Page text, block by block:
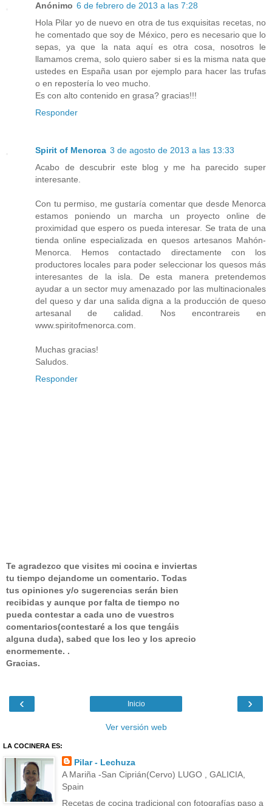
Anónimo 6 de febrero de 2013 a las 7:28
Hola Pilar yo de nuevo en otra de tus exquisitas recetas, no
he comentado que soy de México, pero es necesario que lo
sepas, ya que la nata aquí es otra cosa, nosotros le
llamamos crema, solo quiero saber si es la misma nata que
ustedes en España usan por ejemplo para hacer las trufas
o en repostería lo veo mucho.
Es con alto contenido en grasa? gracias!!!
Responder
Spirit of Menorca 3 de agosto de 2013 a las 13:33
Acabo de descubrir este blog y me ha parecido super
interesante.
Con tu permiso, me gustaría comentar que desde Menorca
estamos poniendo un marcha un proyecto online de
proximidad que espero os pueda interesar. Se trata de una
tienda online especializada en quesos artesanos Mahón-
Menorca. Hemos contactado directamente con los
productores locales para poder seleccionar los quesos más
interesantes de la isla. De esta manera pretendemos
ayudar a un sector muy amenazado por las multinacionales
del queso y dar una salida digna a la producción de queso
artesanal de calidad. Nos encontrareis en
www.spiritofmenorca.com.
Muchas gracias!
Saludos.
Responder
Te agradezco que visites mi cocina e inviertas
tu tiempo dejandome un comentario. Todas
tus opiniones y/o sugerencias serán bien
recibidas y aunque por falta de tiempo no
pueda contestar a cada uno de vuestros
comentarios(contestaré a los que tengáis
alguna duda), sabed que los leo y los aprecio
enormemente. .
Gracias.
‹ ›
Inicio
Ver versión web
LA COCINERA ES:
Pilar - Lechuza
A Mariña -San Ciprián(Cervo) LUGO , GALICIA,
Spain
Recetas de cocina tradicional con fotografías paso a